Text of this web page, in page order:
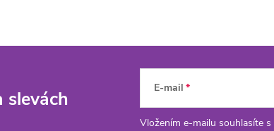
slevách E-mail
Vložením e-mailu souhlasíte s